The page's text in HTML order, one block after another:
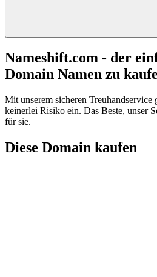
Nameshift.com - der
Domain Namen zu
Mit unserem sicheren Treuhandservice
keinerlei Risiko ein. Das Beste, unser
für sie.
Diese Domain kaufen